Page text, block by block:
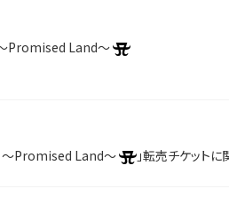
Promised Land～
～Promised Land～ 」転売チケットに